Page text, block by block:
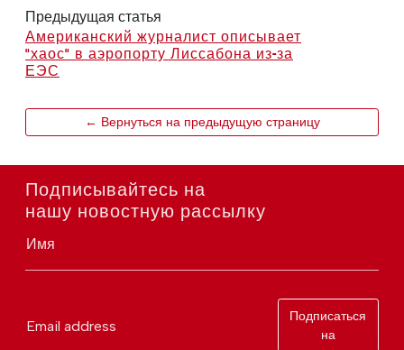
Предыдущая статья
Американский журналист описывает
"хаос" в аэропорту Лиссабона из-за
ЕЭС
← Вернуться на предыдущую страницу
Подписывайтесь на
нашу новостную рассылку
Имя
Email address
Подписаться
на